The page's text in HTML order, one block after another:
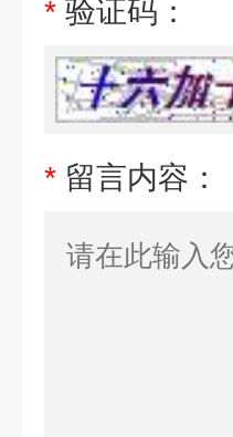
* 验证码：
* 留言内容：